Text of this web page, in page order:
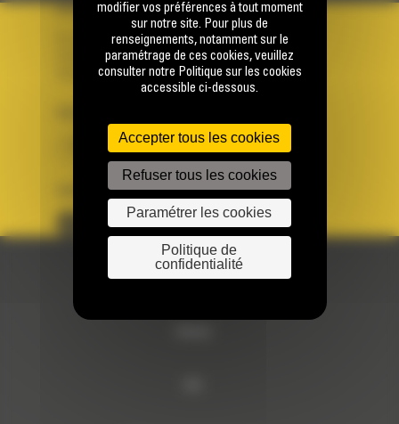
VOTRE COMPTE
Se connecter
Créer un compte
Votre avez besoin d'assistance avec votre compte ?
BM FRANCE
SUIVEZ-NOUS
© 2024 Bergerat-Monnoyeur
modifier vos préférences à tout moment
sur notre site. Pour plus de
renseignements, notamment sur le
paramétrage de ces cookies, veuillez
consulter notre Politique sur les cookies
accessible ci-dessous.
Accepter tous les cookies
Refuser tous les cookies
Paramétrer les cookies
Politique de
confidentialité